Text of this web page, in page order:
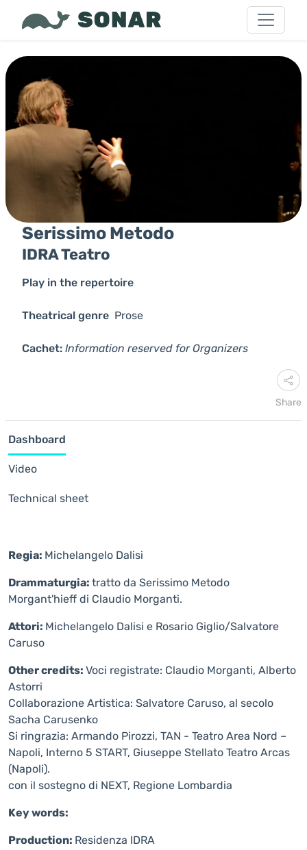
Serissimo Metodo
IDRA Teatro
Play in the repertoire
Theatrical genre Prose
Cachet: Information reserved for Organizers
Share
Dashboard
Video
Technical sheet
Regia: Michelangelo Dalisi
Drammaturgia: tratto da Serissimo Metodo
Morgant'hieff di Claudio Morganti.
Attori: Michelangelo Dalisi e Rosario Giglio/Salvatore
Caruso
Other credits: Voci registrate: Claudio Morganti, Alberto
Astorri
Collaborazione Artistica: Salvatore Caruso, al secolo
Sacha Carusenko
Si ringrazia: Armando Pirozzi, TAN - Teatro Area Nord –
Napoli, Interno 5 START, Giuseppe Stellato Teatro Arcas
(Napoli).
con il sostegno di NEXT, Regione Lombardia
Key words:
Production: Residenza IDRA